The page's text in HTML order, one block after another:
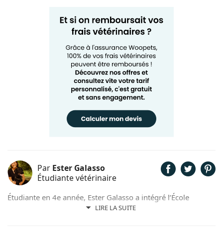
Par Ester Galasso
Étudiante vétérinaire
LIRE LA SUITE
Étudiante en 4e année, Ester Galasso a intégré l’École
Nationale Vétérinaire d'Alfort (ENVA) en 2020 après une